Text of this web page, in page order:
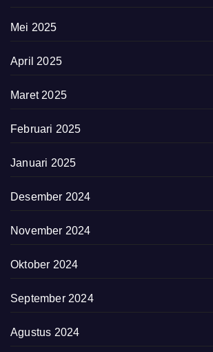
Mei 2025
April 2025
Maret 2025
Februari 2025
Januari 2025
Desember 2024
November 2024
Oktober 2024
September 2024
Agustus 2024